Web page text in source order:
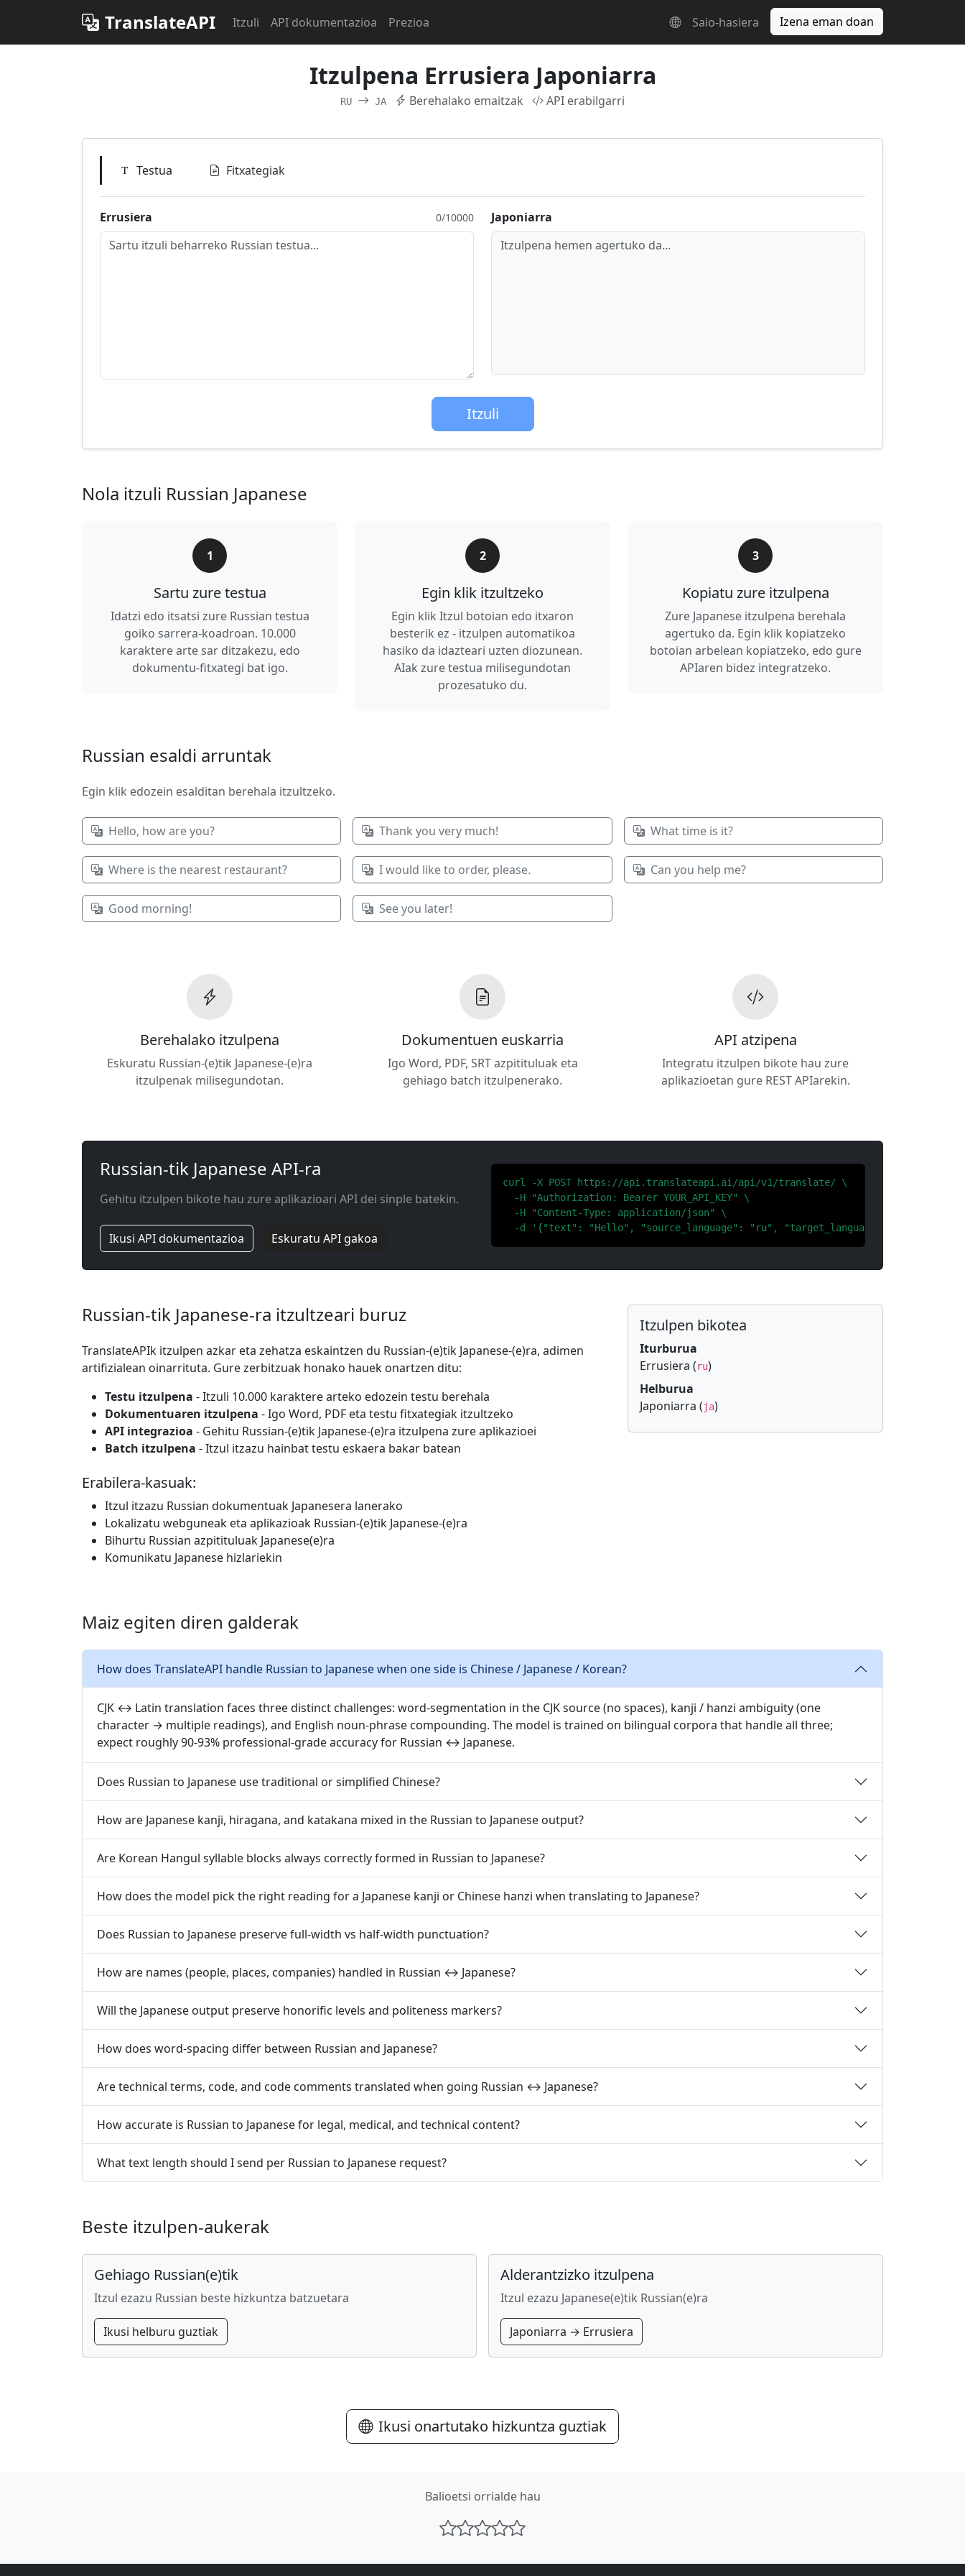
TranslateAPI Itzuli API dokumentazioa Prezioa Saio-hasiera Izena eman doan
Itzulpena Errusiera Japoniarra
RU JA Berehalako emaitzak API erabilgarri
Testua Fitxategiak
Errusiera 0/10000
Japoniarra
Itzulpena hemen agertuko da...
Itzuli
Nola itzuli Russian Japanese
1
Sartu zure testua
Idatzi edo itsatsi zure Russian testua
goiko sarrera-koadroan. 10.000
karaktere arte sar ditzakezu, edo
dokumentu-fitxategi bat igo.
2
Egin klik itzultzeko
Egin klik Itzul botoian edo itxaron
besterik ez - itzulpen automatikoa
hasiko da idazteari uzten diozunean.
AIak zure testua milisegundotan
prozesatuko du.
3
Kopiatu zure itzulpena
Zure Japanese itzulpena berehala
agertuko da. Egin klik kopiatzeko
botoian arbelean kopiatzeko, edo gure
APIaren bidez integratzeko.
Russian esaldi arruntak
Egin klik edozein esalditan berehala itzultzeko.
Hello, how are you? Thank you very much! What time is it?
Where is the nearest restaurant? I would like to order, please. Can you help me?
Good morning! See you later!
Berehalako itzulpena
Eskuratu Russian-(e)tik Japanese-(e)ra
itzulpenak milisegundotan.
Dokumentuen euskarria
Igo Word, PDF, SRT azpitituluak eta
gehiago batch itzulpenerako.
API atzipena
Integratu itzulpen bikote hau zure
aplikazioetan gure REST APIarekin.
Russian-tik Japanese API-ra
Gehitu itzulpen bikote hau zure aplikazioari API dei sinple batekin.
Ikusi API dokumentazioa Eskuratu API gakoa
curl -X POST https://api.translateapi.ai/api/v1/translate/ \
  -H "Authorization: Bearer YOUR_API_KEY" \
  -H "Content-Type: application/json" \
  -d '{"text": "Hello", "source_language": "ru", "target_language": "ja"}'
Russian-tik Japanese-ra itzultzeari buruz
TranslateAPIk itzulpen azkar eta zehatza eskaintzen du Russian-(e)tik Japanese-(e)ra, adimen
artifizialean oinarrituta. Gure zerbitzuak honako hauek onartzen ditu:
Testu itzulpena - Itzuli 10.000 karaktere arteko edozein testu berehala
Dokumentuaren itzulpena - Igo Word, PDF eta testu fitxategiak itzultzeko
API integrazioa - Gehitu Russian-(e)tik Japanese-(e)ra itzulpena zure aplikazioei
Batch itzulpena - Itzul itzazu hainbat testu eskaera bakar batean
Erabilera-kasuak:
Itzul itzazu Russian dokumentuak Japanesera lanerako
Lokalizatu webguneak eta aplikazioak Russian-(e)tik Japanese-(e)ra
Bihurtu Russian azpitituluak Japanese(e)ra
Komunikatu Japanese hizlariekin
Itzulpen bikotea
Iturburua
Errusiera (ru)
Helburua
Japoniarra (ja)
Maiz egiten diren galderak
How does TranslateAPI handle Russian to Japanese when one side is Chinese / Japanese / Korean?
CJK ↔ Latin translation faces three distinct challenges: word-segmentation in the CJK source (no spaces), kanji / hanzi ambiguity (one
character → multiple readings), and English noun-phrase compounding. The model is trained on bilingual corpora that handle all three;
expect roughly 90-93% professional-grade accuracy for Russian ↔ Japanese.
Does Russian to Japanese use traditional or simplified Chinese?
How are Japanese kanji, hiragana, and katakana mixed in the Russian to Japanese output?
Are Korean Hangul syllable blocks always correctly formed in Russian to Japanese?
How does the model pick the right reading for a Japanese kanji or Chinese hanzi when translating to Japanese?
Does Russian to Japanese preserve full-width vs half-width punctuation?
How are names (people, places, companies) handled in Russian ↔ Japanese?
Will the Japanese output preserve honorific levels and politeness markers?
How does word-spacing differ between Russian and Japanese?
Are technical terms, code, and code comments translated when going Russian ↔ Japanese?
How accurate is Russian to Japanese for legal, medical, and technical content?
What text length should I send per Russian to Japanese request?
Beste itzulpen-aukerak
Gehiago Russian(e)tik
Itzul ezazu Russian beste hizkuntza batzuetara
Ikusi helburu guztiak
Alderantzizko itzulpena
Itzul ezazu Japanese(e)tik Russian(e)ra
Japoniarra → Errusiera
Ikusi onartutako hizkuntza guztiak
Balioetsi orrialde hau